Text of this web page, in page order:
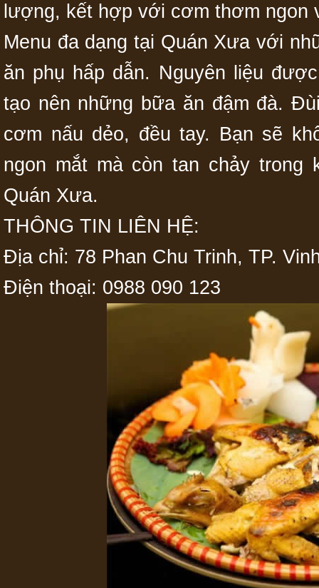
lượng, kết hợp với cơm thơm ngon
Menu đa dạng tại Quán Xưa với
ăn phụ hấp dẫn. Nguyên liệu
tạo nên những bữa ăn đậm đà.
cơm nấu dẻo, đều tay. Bạn sẽ
ngon mắt mà còn tan chảy trong
Quán Xưa.
THÔNG TIN LIÊN HỆ:
Địa chỉ: 78 Phan Chu Trinh, TP.
Điện thoại: 0988 090 123